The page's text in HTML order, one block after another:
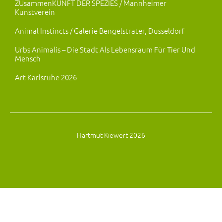
ZUsammenKUNFT DER SPEZIES / Mannheimer
Kunstverein
Animal Instincts / Galerie Bengelsträter, Düsseldorf
Urbs Animalis – Die Stadt Als Lebensraum Für Tier Und
Mensch
Art Karlsruhe 2026
Hartmut Kiewert 2026